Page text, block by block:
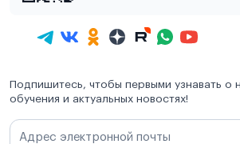
Подпишитесь, чтобы первыми узнавать о
обучения и актуальных новостях!